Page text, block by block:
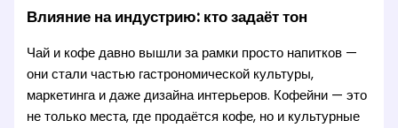
Влияние на индустрию: кто задаёт тон
Чай и кофе давно вышли за рамки просто напитков —
они стали частью гастрономической культуры,
маркетинга и даже дизайна интерьеров. Кофейни — это
не только места, где продаётся кофе, но и культурные